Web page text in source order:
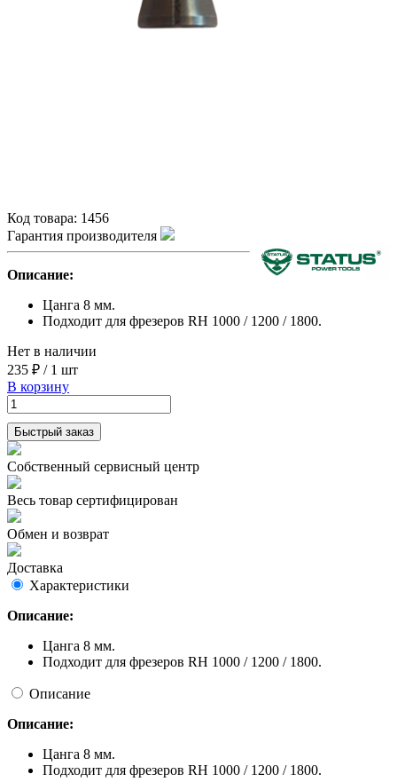
Код товара: 1456
Гарантия производителя
Описание:
Цанга 8 мм.
Подходит для фрезеров RH 1000 / 1200 / 1800.
Нет в наличии
235 ₽ / 1 шт
В корзину
Быстрый заказ
Собственный сервисный центр
Весь товар сертифицирован
Обмен и возврат
Доставка
Характеристики
Описание:
Цанга 8 мм.
Подходит для фрезеров RH 1000 / 1200 / 1800.
Описание
Описание:
Цанга 8 мм.
Подходит для фрезеров RH 1000 / 1200 / 1800.